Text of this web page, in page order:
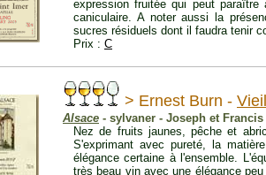
expression fruitée qui peut
caniculaire. A noter aussi la
sucres résiduels dont il faudra tenir
Prix : C
> Ernest Burn -
Alsace - sylvaner - Joseph et
Nez de fruits jaunes, pêche et
S'exprimant avec pureté, la
élégance certaine à l'ensemble.
très beau vin avec une élégance